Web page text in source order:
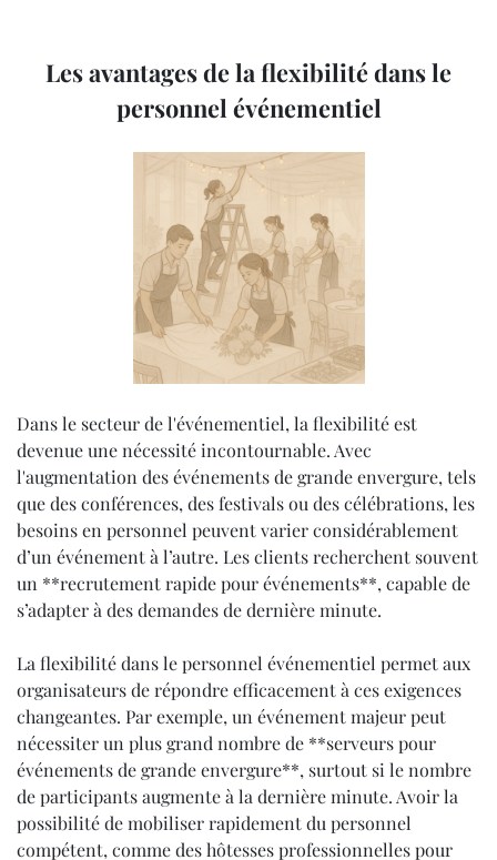
Les avantages de la flexibilité dans le
personnel événementiel
Dans le secteur de l'événementiel, la flexibilité est
devenue une nécessité incontournable. Avec
l'augmentation des événements de grande envergure, tels
que des conférences, des festivals ou des célébrations, les
besoins en personnel peuvent varier considérablement
d’un événement à l’autre. Les clients recherchent souvent
un **recrutement rapide pour événements**, capable de
s’adapter à des demandes de dernière minute.
La flexibilité dans le personnel événementiel permet aux
organisateurs de répondre efficacement à ces exigences
changeantes. Par exemple, un événement majeur peut
nécessiter un plus grand nombre de **serveurs pour
événements de grande envergure**, surtout si le nombre
de participants augmente à la dernière minute. Avoir la
possibilité de mobiliser rapidement du personnel
compétent, comme des hôtesses professionnelles pour